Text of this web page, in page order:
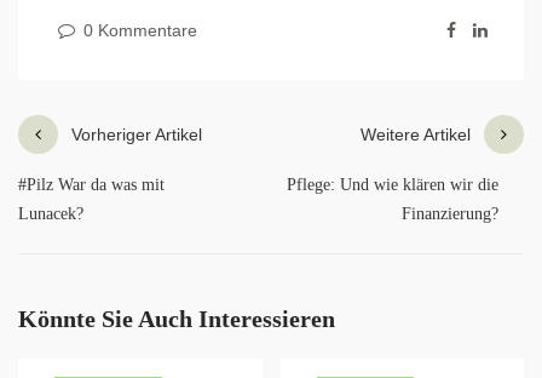
0 Kommentare
Vorheriger Artikel
#Pilz War da was mit
Lunacek?
Weitere Artikel
Pflege: Und wie klären wir die
Finanzierung?
Könnte Sie Auch Interessieren